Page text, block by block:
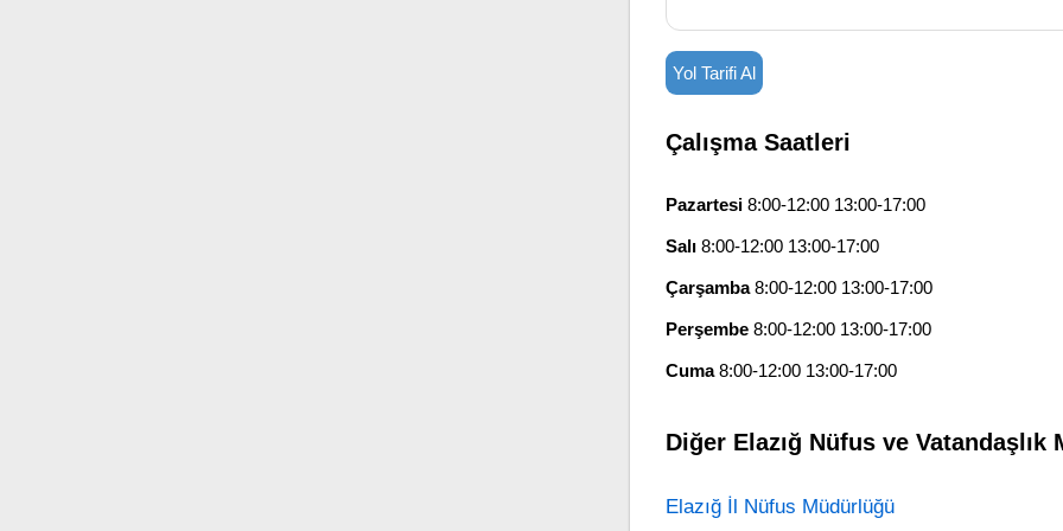
Yol Tarifi Al
Çalışma Saatleri
Pazartesi8:00-12:00 13:00-17:00
Salı8:00-12:00 13:00-17:00
Çarşamba8:00-12:00 13:00-17:00
Perşembe8:00-12:00 13:00-17:00
Cuma8:00-12:00 13:00-17:00
Diğer Elazığ Nüfus ve Vatandaşlık
Elazığ İl Nüfus Müdürlüğü